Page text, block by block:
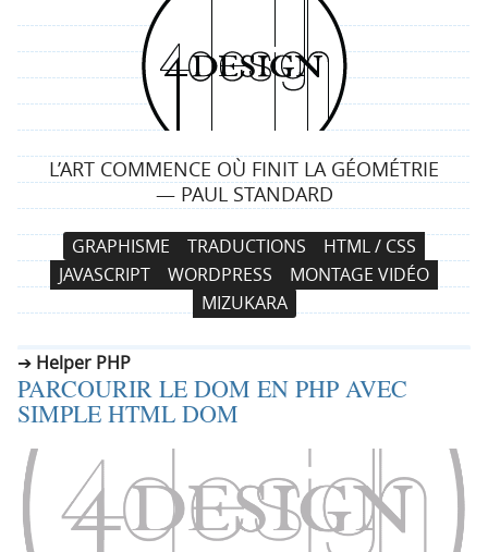
4
d
e
s
i
g
L’ART COMMENCE OÙ FINIT LA GÉOMÉTRIE
— PAUL STANDARD
a
t
i
n
r
a
u
c
n
e
GRAPHISME TRADUCTIONS
HTML / CSS
JAVASCRIPT
WORDPRESS
MONTAGE VIDÉO
MIZUKARA
Helper PHP
PARCOURIR LE DOM EN PHP AVEC
SIMPLE HTML DOM